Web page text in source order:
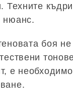
Техните
нюанс.
боя
е